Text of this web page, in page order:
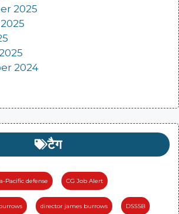
2025
2024
टैग
Pacific defense CG Job Alert
director james burrows DSSSB